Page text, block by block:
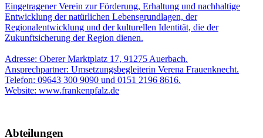
Eingetragener Verein zur Förderung, Erhaltung und nachhaltige
Entwicklung der natürlichen Lebensgrundlagen, der
Regionalentwicklung und der kulturellen Identität, die der
Zukunftsicherung der Region dienen.
Adresse: Oberer Marktplatz 17, 91275 Auerbach.
Ansprechpartner: Umsetzungsbegleiterin Verena Frauenknecht.
Telefon: 09643 300 9090 und 0151 2196 8616.
Website: www.frankenpfalz.de
Abteilungen